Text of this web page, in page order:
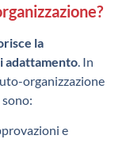
la
adattamento . In
organizzazione
e